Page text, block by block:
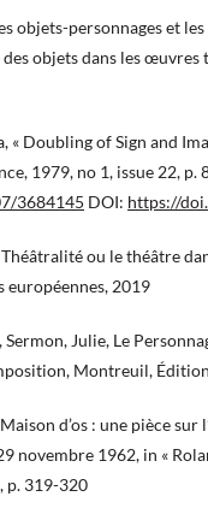
objets-personnages et
objets dans les œuvres
« Doubling of Sign and
1979, no 1, issue 22, p.
3684145 DOI: https://
Théâtralité ou le théâtre
2019
Sermon, Julie, Le
Montreuil,
d’os : une pièce sur
novembre 1962, in «
p. 319-320